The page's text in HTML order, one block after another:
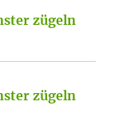
zügeln
zügeln